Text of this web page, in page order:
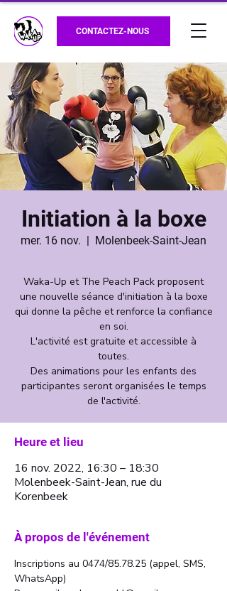
CONTACTEZ-NOUS
Initiation à la boxe
mer. 16 nov.
  |
Molenbeek-Saint-Jean
Waka-Up et The Peach Pack proposent
une nouvelle séance d'initiation à la boxe
qui donne la pêche et renforce la confiance
en soi.
L'activité est gratuite et accessible à
toutes.
Des animations pour les enfants des
participantes seront organisées le temps
de l'activité.
Heure et lieu
16 nov. 2022, 16:30 – 18:30
Molenbeek-Saint-Jean, rue du
Korenbeek
À propos de l'événement
Inscriptions au 0474/85.78.25 (appel, SMS,
WhatsApp)